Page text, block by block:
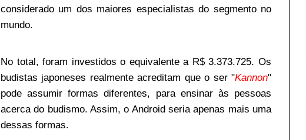
considerado um dos maiores especialistas do segmento no
mundo.
No total, foram investidos o equivalente a R$ 3.373.725. Os
budistas japoneses realmente acreditam que o ser "Kannon"
pode assumir formas diferentes, para ensinar às pessoas
acerca do budismo. Assim, o Android seria apenas mais uma
dessas formas.